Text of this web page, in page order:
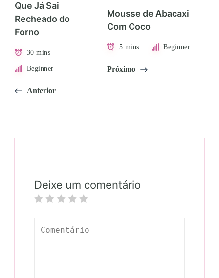
Que Já Sai
Recheado do
Forno
30 mins
Beginner
Anterior
Mousse de Abacaxi
Com Coco
5 mins Beginner
Próximo
Deixe um comentário